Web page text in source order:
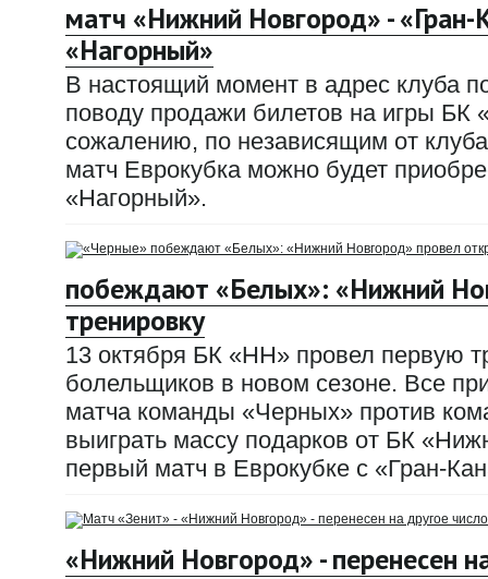
матч «Нижний Новгород» - «Гран-
«Нагорный»
В настоящий момент в адрес клуба
поводу продажи билетов на игры БК
сожалению, по независящим от
матч Еврокубка можно будет
«Нагорный».
побеждают «Белых»: «Нижний
тренировку
13 октября БК «НН» провел первую
болельщиков в новом сезоне. Все
матча команды «Черных» против
выиграть массу подарков от БК
первый матч в Еврокубке с «Гран-
«Нижний Новгород» - перенесен